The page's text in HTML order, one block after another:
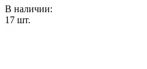
В наличии:
17 шт.